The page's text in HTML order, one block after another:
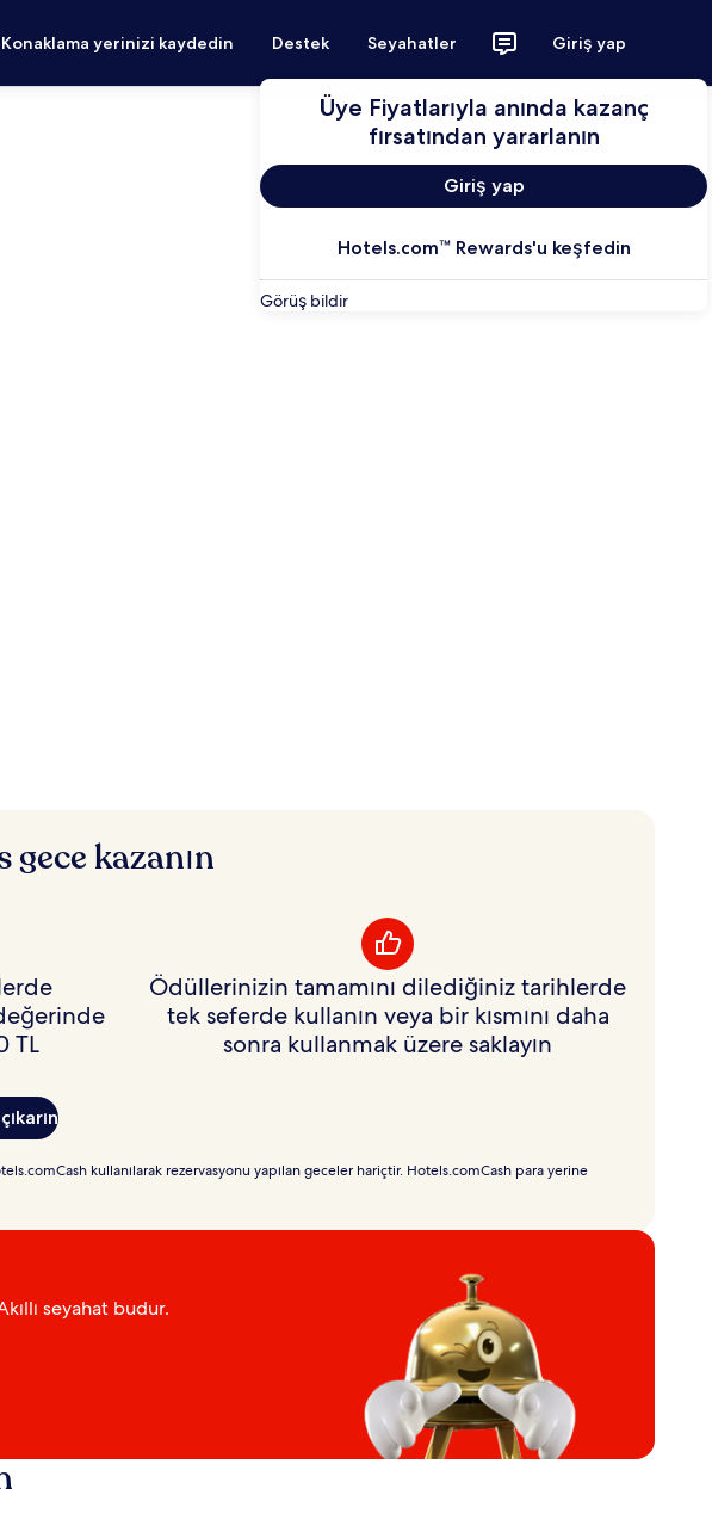
Konaklama yerinizi kaydedin
Destek Seyahatler Giriş yap
Üye Fiyatlarıyla anında kazanç
fırsatından yararlanın
Giriş yap
Hotels.com™ Rewards'u keşfedin
Görüş bildir
gece kazanın
TL
Ödüllerinizin tamamını dilediğiniz tarihlerde
tek seferde kullanın veya bir kısmını daha
sonra kullanmak üzere saklayın
kullanılarak rezervasyonu yapılan geceler hariçtir. Hotels.comCash para yerine
seyahat budur.